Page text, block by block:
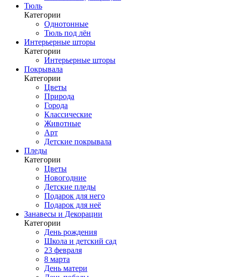
Тюль
Категории
Однотонные
Тюль под лён
Интерьерные шторы
Категории
Интерьерные шторы
Покрывала
Категории
Цветы
Природа
Города
Классические
Животные
Арт
Детские покрывала
Пледы
Категории
Цветы
Новогодние
Детские пледы
Подарок для него
Подарок для неё
Занавесы и Декорации
Категории
День рождения
Школа и детский сад
23 февраля
8 марта
День матери